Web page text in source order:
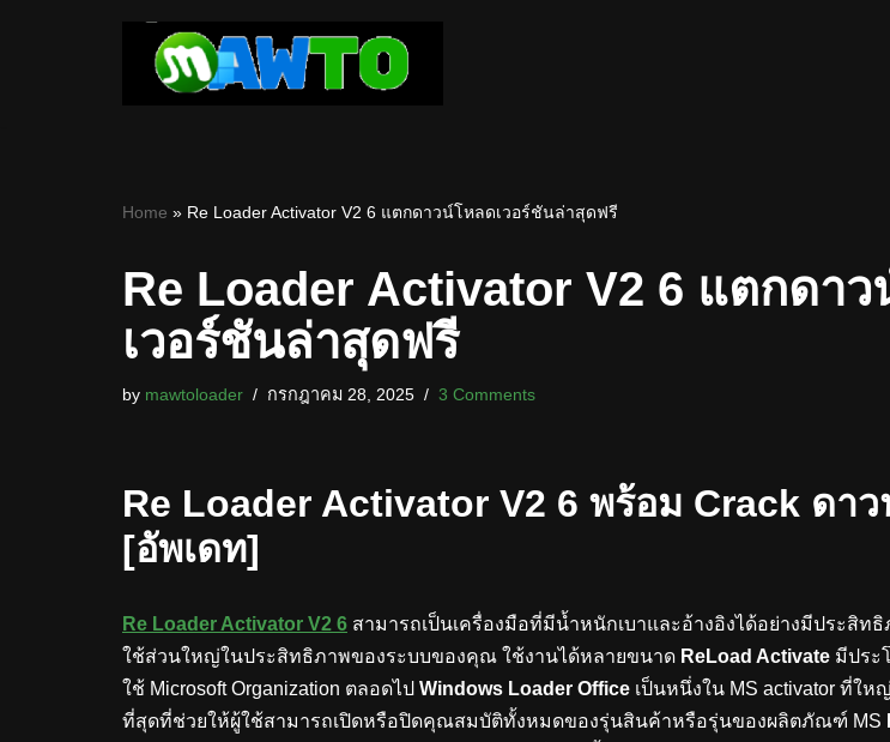
Home » Re Loader Activator V2 6 แตกดาวน์โหลดเวอร์ชันล่าสุดฟรี
Re Loader Activator V2 6 แตกดา
เวอร์ชันล่าสุดฟรี
by mawtoloader กรกฎาคม 28, 2025 3 Comments
Re Loader Activator V2 6 พร้อม Crack ดา
[อัพเดท]
Re Loader Activator V2 6 สามารถเป็นเครื่องมือที่มีน้ำหนักเบาและอ้างอิงได้อย่างมีประสิทธิ
ใช้ส่วนใหญ่ในประสิทธิภาพของระบบของคุณ ใช้งานได้หลายขนาด ReLoad Activate มีประ
ใช้ Microsoft Organization ตลอดไป Windows Loader Office เป็นหนึ่งใน MS activator ที่ใ
ที่สุดที่ช่วยให้ผู้ใช้สามารถเปิดหรือปิดคุณสมบัติทั้งหมดของรุ่นสินค้าหรือรุ่นของผลิตภัณฑ์ MS